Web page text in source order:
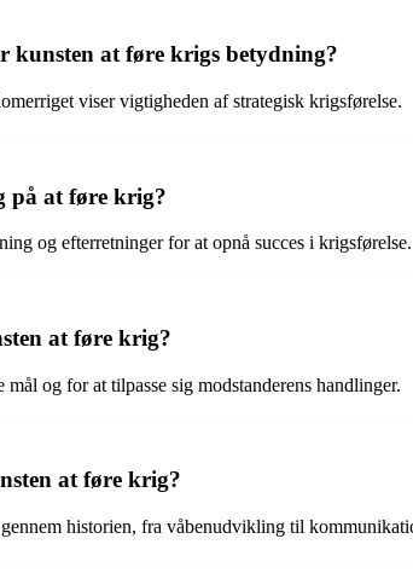
kunsten at føre krigs betydning?
viser vigtigheden af strategisk krigsførelse.
på at føre krig?
og efterretninger for at opnå succes i krigsførelse.
at føre krig?
og for at tilpasse sig modstanderens handlinger.
at føre krig?
historien, fra våbenudvikling til